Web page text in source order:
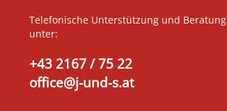
Telefonische Unterstützung und Beratung
unter:
+43 2167 / 75 22
office@j-und-s.at